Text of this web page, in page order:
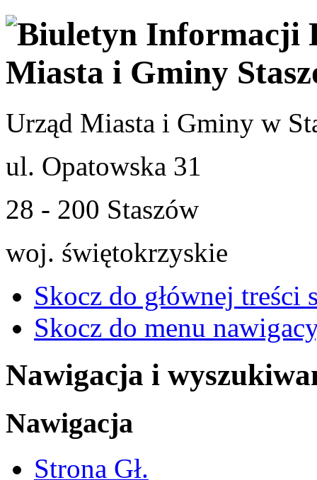
Urząd Miasta i Gminy w
ul. Opatowska 31
28 - 200 Staszów
woj. świętokrzyskie
Skocz do głównej treści
Skocz do menu
Nawigacja i
Nawigacja
Strona Gł.